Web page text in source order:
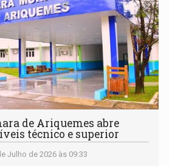
de Ariquemes abre
técnico e superior
Julho de 2026 às 09:33